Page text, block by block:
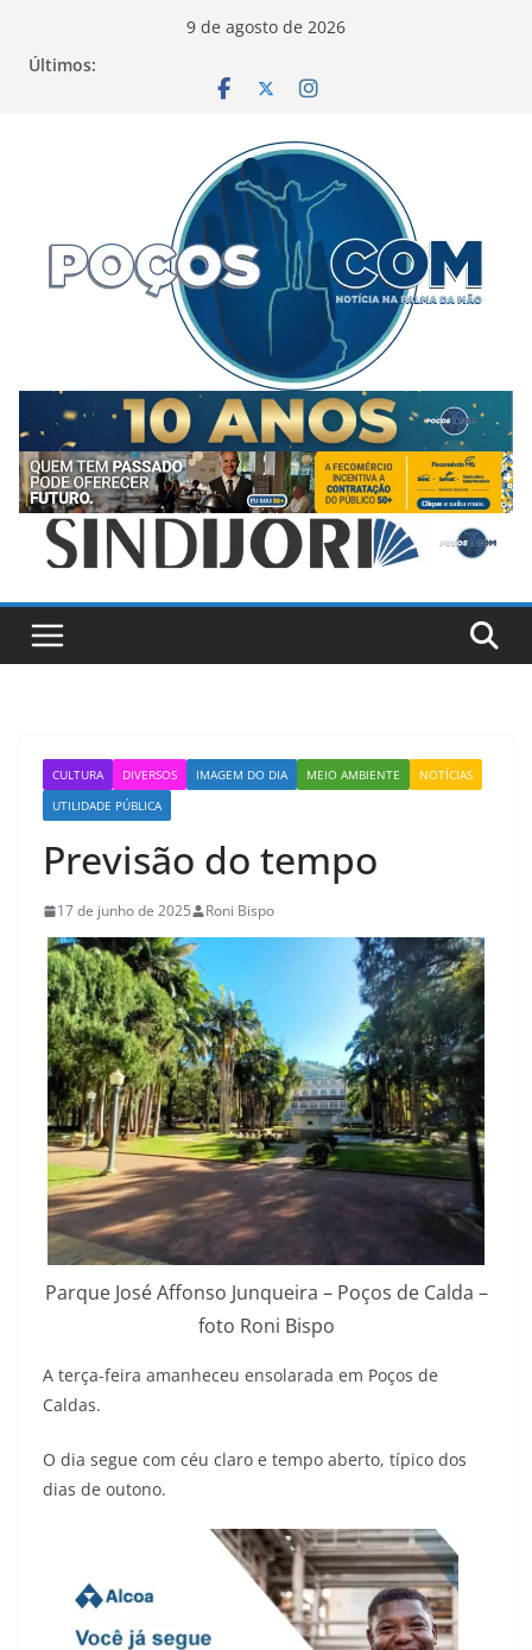
9 de agosto de 2026
Últimos:
CULTURA DIVERSOS IMAGEM DO DIA MEIO AMBIENTE
NOTÍCIAS
UTILIDADE PÚBLICA
Previsão do tempo
17 de junho de 2025 Roni Bispo
Parque José Affonso Junqueira – Poços de Calda –
foto Roni Bispo
A terça-feira amanheceu ensolarada em Poços de
Caldas.
O dia segue com céu claro e tempo aberto, típico dos
dias de outono.